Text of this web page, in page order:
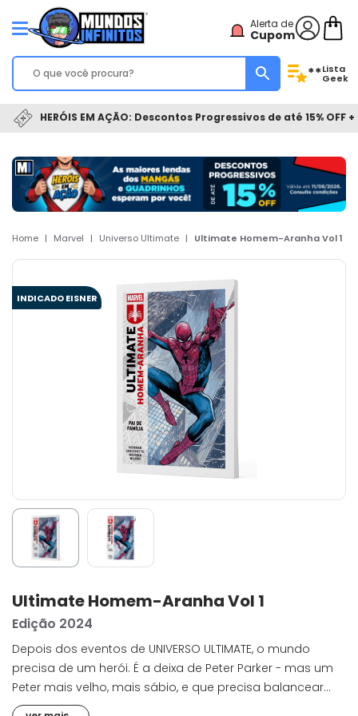
Alerta de
Cupom
**Lista
Geek
HERÓIS EM AÇÃO: Descontos Progressivos de até 15% OFF
Home | Marvel | Universo Ultimate | Ultimate Homem-Aranha Vol 1
INDICADO EISNER
Ultimate Homem-Aranha Vol 1
Edição 2024
Depois dos eventos de UNIVERSO ULTIMATE, o mundo
precisa de um herói. É a deixa de Peter Parker - mas um
Peter mais velho, mais sábio, e que precisa balancear
seus deveres heroicos com a responsabilidades de pai e